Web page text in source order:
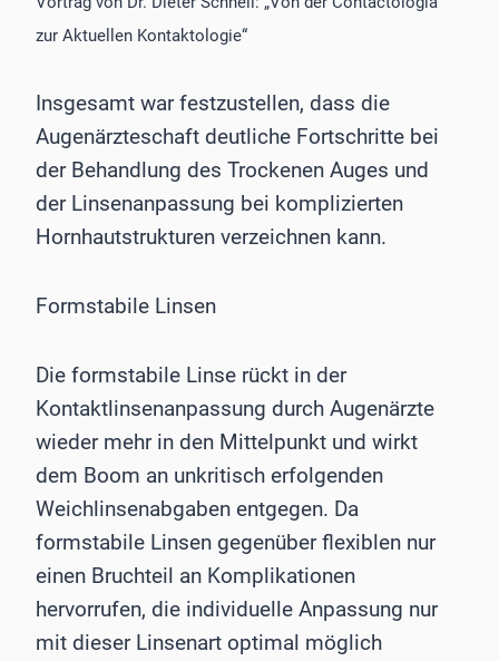
zur Aktuellen Kontaktologie“
Insgesamt war festzustellen, dass die
Augenärzteschaft deutliche Fortschritte bei
der Behandlung des Trockenen Auges und
der Linsenanpassung bei komplizierten
Hornhautstrukturen verzeichnen kann.
Formstabile Linsen
Die formstabile Linse rückt in der
Kontaktlinsenanpassung durch Augenärzte
wieder mehr in den Mittelpunkt und wirkt
dem Boom an unkritisch erfolgenden
Weichlinsenabgaben entgegen. Da
formstabile Linsen gegenüber flexiblen nur
einen Bruchteil an Komplikationen
hervorrufen, die individuelle Anpassung nur
mit dieser Linsenart optimal möglich